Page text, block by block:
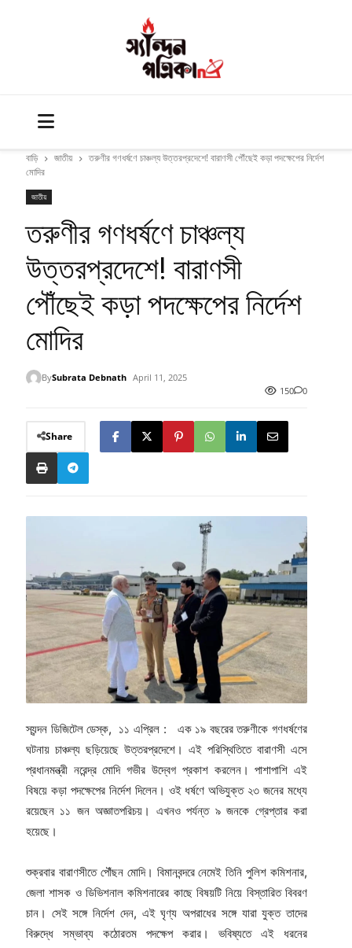
বাড়ি জাতীয়
তরুণীর গণধর্ষণে চাঞ্চল্য উত্তরপ্রদেশে! বারাণসী পৌঁছেই কড়া পদক্ষেপের নির্দেশ
মোদির
জাতীয়
তরুণীর গণধর্ষণে চাঞ্চল্য
উত্তরপ্রদেশে! বারাণসী
পৌঁছেই কড়া পদক্ষেপের নির্দেশ
মোদির
BySubrata Debnath April 11, 2025
150
0
Share
স্যন্দন ডিজিটেল ডেস্ক, ১১ এপ্রিল : এক ১৯ বছরের তরুণীকে গণধর্ষণের
ঘটনায় চাঞ্চল্য ছড়িয়েছে উত্তরপ্রদেশে। এই পরিস্থিতিতে বারাণসী এসে
প্রধানমন্ত্রী নরেন্দ্র মোদি গভীর উদ্বেগ প্রকাশ করলেন। পাশাপাশি এই
বিষয়ে কড়া পদক্ষেপের নির্দেশ দিলেন। ওই ধর্ষণে অভিযুক্ত ২৩ জনের মধ্যে
রয়েছেন ১১ জন অজ্ঞাতপরিচয়। এখনও পর্যন্ত ৯ জনকে গ্রেপ্তার করা
হয়েছে।
শুক্রবার বারাণসীতে পৌঁছন মোদি। বিমানবন্দরে নেমেই তিনি পুলিশ কমিশনার,
জেলা শাসক ও ডিভিশনাল কমিশনারের কাছে বিষয়টি নিয়ে বিস্তারিত বিবরণ
চান। সেই সঙ্গে নির্দেশ দেন, এই ঘৃণ্য অপরাধের সঙ্গে যারা যুক্ত তাদের
বিরুদ্ধে সম্ভাব্য কঠোরতম পদক্ষেপ করার। ভবিষ্যতে এই ধরনের